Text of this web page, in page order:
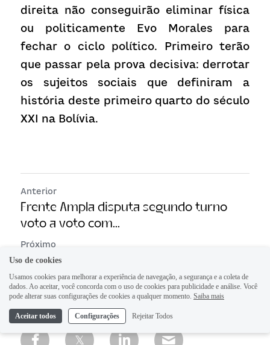
direita não conseguirão eliminar física
ou politicamente Evo Morales para
fechar o ciclo político. Primeiro terão
que passar pela prova decisiva: derrotar
os sujeitos sociais que definiram a
história deste primeiro quarto do século
XXI na Bolívia.
Anterior
Frente Ampla disputa segundo turno
voto a voto com...
Próximo
Claudia Sheinbaum encara a Suprema
Corte do México
Voltar ao site
Uso de cookies
Usamos cookies para melhorar a experiência de navegação, a segurança e a coleta de
dados. Ao aceitar, você concorda com o uso de cookies para publicidade e análise. Você
pode alterar suas configurações de cookies a qualquer momento. Saiba mais
Aceitar todos Configurações Rejeitar Todos